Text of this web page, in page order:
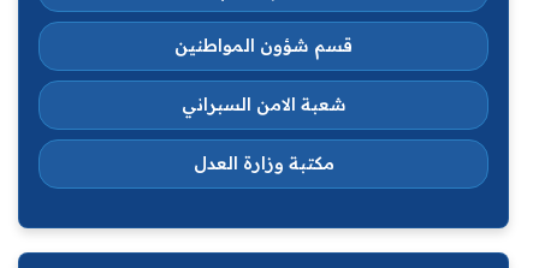
قسم شؤون المواطنين
شعبة الامن السبراني
مكتبة وزارة العدل